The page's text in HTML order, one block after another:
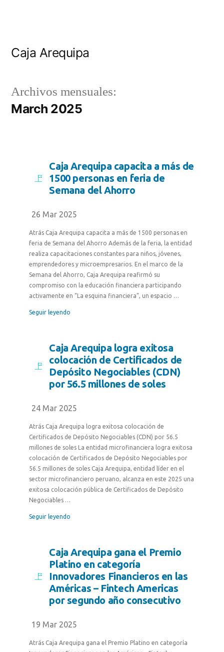
Caja Arequipa
Archivos mensuales:
March 2025
Caja Arequipa capacita a más de
1500 personas en feria de
Semana del Ahorro
26 Mar 2025
Atrás Caja Arequipa capacita a más de 1500 personas en
feria de Semana del Ahorro Además de la feria, la entidad
realiza capacitaciones constantes para niños, jóvenes,
emprendedores y microempresarios. En el marco de la
Semana del Ahorro, Caja Arequipa reafirmó su
compromiso con la educación financiera participando
activamente en “La esquina financiera”, un espacio …
Seguir leyendo
Caja Arequipa logra exitosa
colocación de Certificados de
Depósito Negociables (CDN)
por 56.5 millones de soles
24 Mar 2025
Atrás Caja Arequipa logra exitosa colocación de
Certificados de Depósito Negociables (CDN) por 56.5
millones de soles La entidad microfinanciera logra exitosa
colocación de Certificados de Depósito Negociables por
56.5 millones de soles Caja Arequipa, entidad líder en el
sector microfinanciero peruano, alcanza en este 2025 una
exitosa colocación pública de Certificados de Depósito
Negociables …
Seguir leyendo
Caja Arequipa gana el Premio
Platino en categoría
Innovadores Financieros en las
Américas – Fintech Americas
por segundo año consecutivo
19 Mar 2025
Atrás Caja Arequipa gana el Premio Platino en categoría